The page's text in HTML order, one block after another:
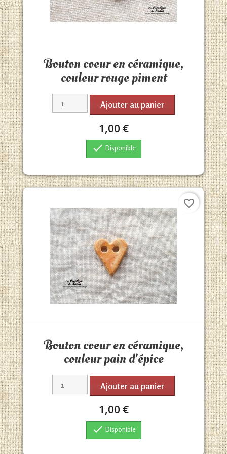
Bouton coeur en céramique,
couleur rouge piment
Ajouter au panier
1,00 €
 Disponible
Bouton coeur en céramique,
couleur pain d'épice
Ajouter au panier
1,00 €
 Disponible
favorite_border